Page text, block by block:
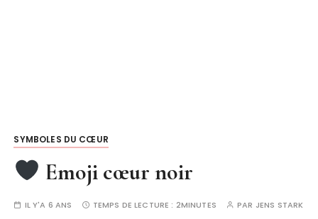
SYMBOLES DU CŒUR
Emoji cœur noir
IL Y'A 6 ANS TEMPS DE LECTURE : 2MINUTES PAR JENS STARK